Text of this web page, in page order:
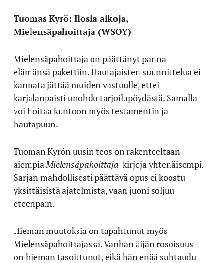
Tuomas Kyrö: Ilosia aikoja,
Mielensäpahoittaja (WSOY)
Mielensäpahoittaja on päättänyt panna
elämänsä pakettiin. Hautajaisten suunnittelua ei
kannata jättää muiden vastuulle, ettei
karjalanpaisti unohdu tarjoilupöydästä. Samalla
voi hoitaa kuntoon myös testamentin ja
hautapuun.
Tuoman Kyrön uusin teos on rakenteeltaan
aiempia Mielensäpahoittaja-kirjoja yhtenäisempi.
Sarjan mahdollisesti päättävä opus ei koostu
yksittäisistä ajatelmista, vaan juoni soljuu
eteenpäin.
Hieman muutoksia on tapahtunut myös
Mielensäpahoittajassa. Vanhan äijän rosoisuus
on hieman tasoittunut, eikä hän enää suhtaudu